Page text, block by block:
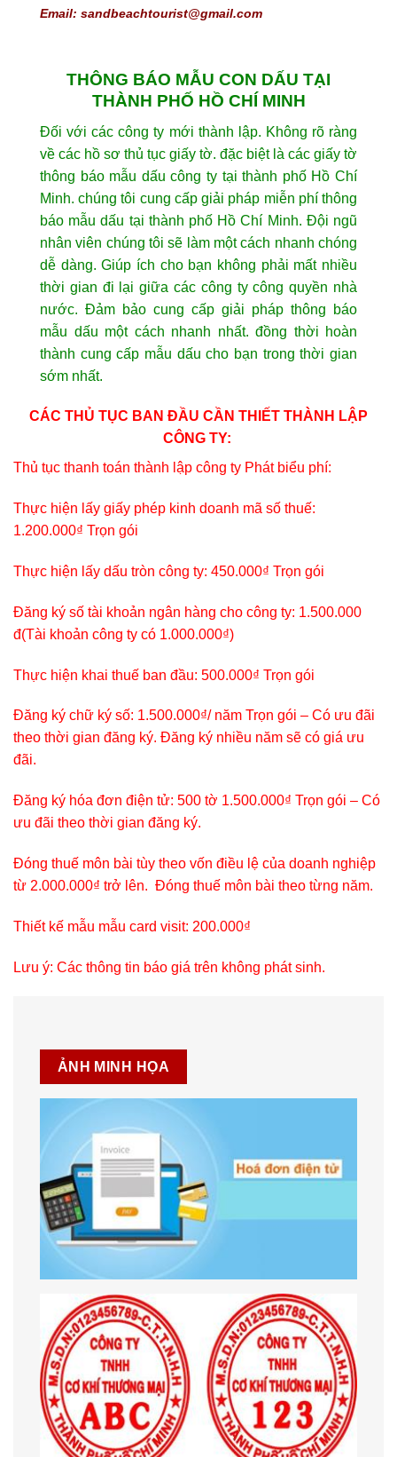
Email: sandbeachtourist@gmail.com
THÔNG BÁO MẪU CON DẤU TẠI
THÀNH PHỐ HỒ CHÍ MINH
Đối với các công ty mới thành lập. Không rõ ràng
về các hồ sơ thủ tục giấy tờ. đặc biệt là các giấy tờ
thông báo mẫu dấu công ty tại thành phố Hồ Chí
Minh. chúng tôi cung cấp giải pháp miễn phí thông
báo mẫu dấu tại thành phố Hồ Chí Minh. Đội ngũ
nhân viên chúng tôi sẽ làm một cách nhanh chóng
dễ dàng. Giúp ích cho bạn không phải mất nhiều
thời gian đi lại giữa các công ty công quyền nhà
nước. Đảm bảo cung cấp giải pháp thông báo
mẫu dấu một cách nhanh nhất. đồng thời hoàn
thành cung cấp mẫu dấu cho bạn trong thời gian
sớm nhất.
CÁC THỦ TỤC BAN ĐẦU CẦN THIẾT THÀNH LẬP
CÔNG TY:
Thủ tục thanh toán thành lập công ty Phát biểu phí:
Thực hiện lấy giấy phép kinh doanh mã số thuế:
1.200.000₫ Trọn gói
Thực hiện lấy dấu tròn công ty: 450.000₫ Trọn gói
Đăng ký số tài khoản ngân hàng cho công ty: 1.500.000
đ(Tài khoản công ty có 1.000.000₫)
Thực hiện khai thuế ban đầu: 500.000₫ Trọn gói
Đăng ký chữ ký số: 1.500.000₫/ năm Trọn gói – Có ưu đãi
theo thời gian đăng ký. Đăng ký nhiều năm sẽ có giá ưu
đãi.
Đăng ký hóa đơn điện tử: 500 tờ 1.500.000₫ Trọn gói – Có
ưu đãi theo thời gian đăng ký.
Đóng thuế môn bài tùy theo vốn điều lệ của doanh nghiệp
từ 2.000.000₫ trở lên. Đóng thuế môn bài theo từng năm.
Thiết kế mẫu mẫu card visit: 200.000₫
Lưu ý: Các thông tin báo giá trên không phát sinh.
ẢNH MINH HỌA